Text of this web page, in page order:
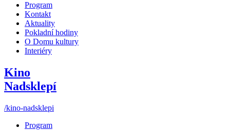
Program
Kontakt
Aktuality
Pokladní hodiny
O Domu kultury
Interiéry
Kino
Nadsklepí
/kino-nadsklepi
Program